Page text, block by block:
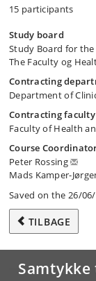
15 participants
Study board
Study Board for
The Faculty og
Contracting
Department of
Contracting faculty
Faculty of Health
Course
Peter Rossing
Mads Kamper-
Saved on the 26/
TILBAGE